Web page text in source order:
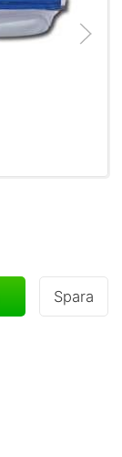
Spara